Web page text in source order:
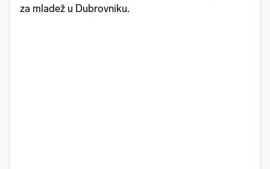
za mladež u Dubrovniku.